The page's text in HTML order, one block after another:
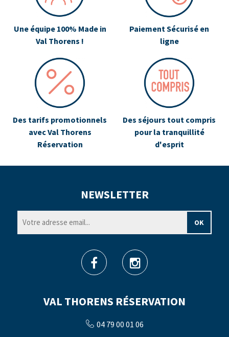
Une équipe 100% Made in
Val Thorens !
Paiement Sécurisé en
ligne
Des tarifs promotionnels
avec Val Thorens
Réservation
Des séjours tout compris
pour la tranquillité
d'esprit
VAL THORENS RÉSERVATION
04 79 00 01 06
NEWSLETTER